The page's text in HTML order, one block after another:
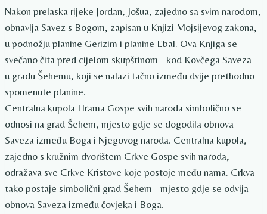
Nakon prelaska rijeke Jordan, Jošua, zajedno sa svim narodom,
obnavlja Savez s Bogom, zapisan u Knjizi Mojsijevog zakona,
u podnožju planine Gerizim i planine Ebal. Ova Knjiga se
svečano čita pred cijelom skupštinom - kod Kovčega Saveza -
u gradu Šehemu, koji se nalazi tačno između dvije prethodno
spomenute planine.
Centralna kupola Hrama Gospe svih naroda simbolično se
odnosi na grad Šehem, mjesto gdje se dogodila obnova
Saveza između Boga i Njegovog naroda. Centralna kupola,
zajedno s kružnim dvorištem Crkve Gospe svih naroda,
odražava sve Crkve Kristove koje postoje među nama. Crkva
tako postaje simbolični grad Šehem - mjesto gdje se odvija
obnova Saveza između čovjeka i Boga.